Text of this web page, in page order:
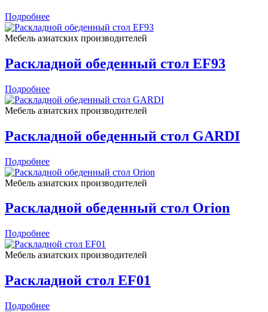
Подробнее
Мебель азиатских производителей
Раскладной обеденный стол EF93
Подробнее
Мебель азиатских производителей
Раскладной обеденный стол GARDI
Подробнее
Мебель азиатских производителей
Раскладной обеденный стол Orion
Подробнее
Мебель азиатских производителей
Раскладной стол EF01
Подробнее